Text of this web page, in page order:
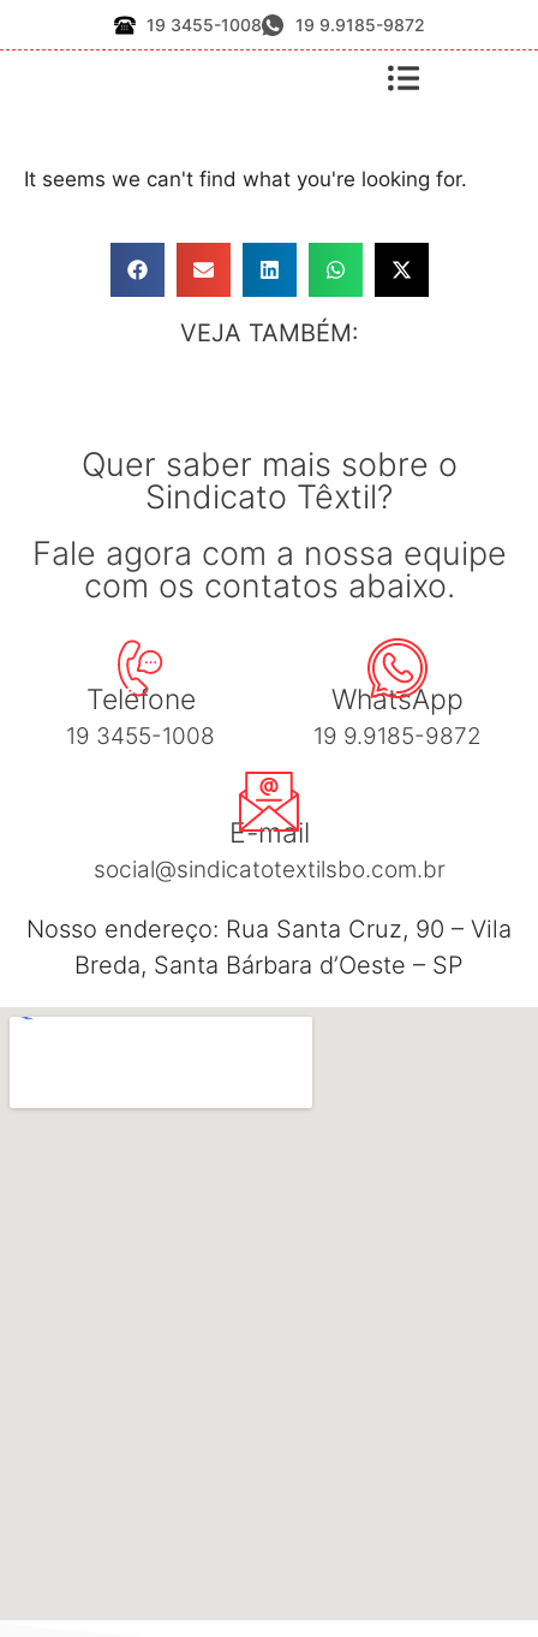
19 3455-1008 19 9.9185-9872
It seems we can't find what you're looking for.
VEJA TAMBÉM:
Quer saber mais sobre o
Sindicato Têxtil?
Fale agora com a nossa equipe
com os contatos abaixo.
Telefone
19 3455-1008
WhatsApp
19 9.9185-9872
E-mail
social@sindicatotextilsbo.com.br
Nosso endereço: Rua Santa Cruz, 90 – Vila
Breda, Santa Bárbara d’Oeste – SP